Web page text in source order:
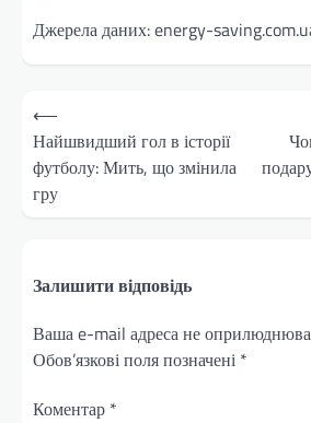
Джерела даних: energy-
Навігація
записів
⟵
Найшвидший гол в історії
футболу: Мить, що змінила
гру
Залишити відповідь
Ваша e-mail адреса не
Обов’язкові поля позначені *
Коментар *